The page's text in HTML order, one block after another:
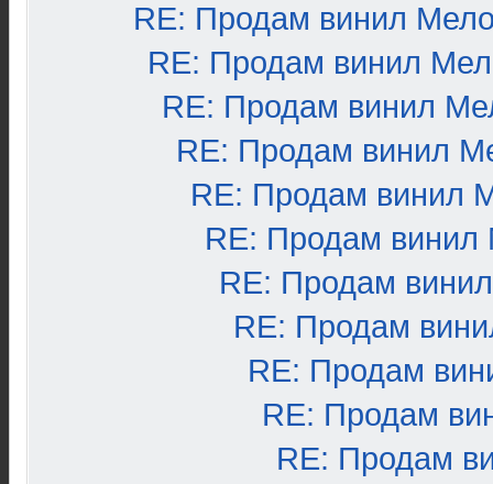
RE: Продам винил
RE: Продам винил
RE: Продам винил
RE: Продам винил
RE: Продам винил
RE: Продам винил
RE: Продам
RE: Продам
RE: Продам
RE: Продам
RE: Продам